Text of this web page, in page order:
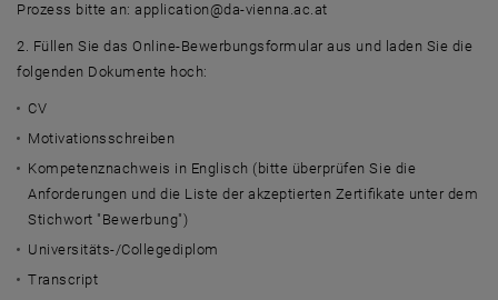
Prozess bitte an: application@da-vienna.ac.at
2. Füllen Sie das Online-Bewerbungsformular aus und laden Sie die
folgenden Dokumente hoch:
CV
Motivationsschreiben
Kompetenznachweis in Englisch (bitte überprüfen Sie die
Anforderungen und die Liste der akzeptierten Zertifikate unter dem
Stichwort "Bewerbung")
Universitäts-/Collegediplom
Transcript